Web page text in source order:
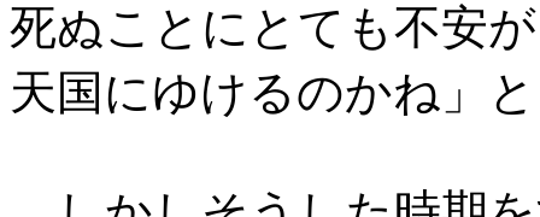
死ぬことにとても不安
天国にゆけるのかね」